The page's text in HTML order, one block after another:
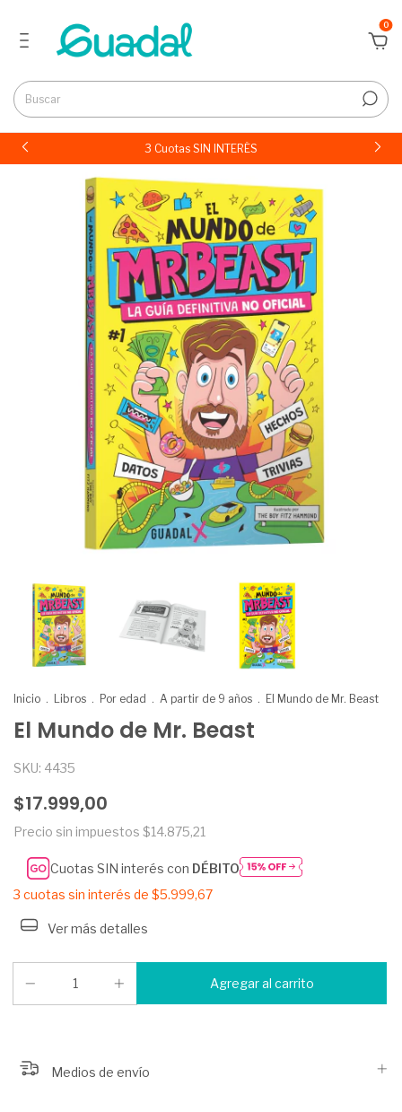
0
3 Cuotas SIN INTERÉS
Inicio . Libros . Por edad . A partir de 9 años . El Mundo de Mr. Beast
El Mundo de Mr. Beast
SKU: 4435
$17.999,00
Precio sin impuestos $14.875,21
Cuotas SIN interés con DÉBITO
3 cuotas sin interés de $5.999,67
Ver más detalles
Medios de envío